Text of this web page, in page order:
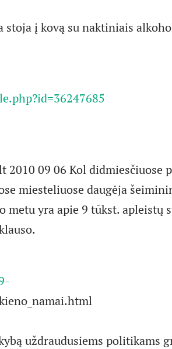
į kovą su naktiniais
2010 09 06 Kol didmiesčiuose
miesteliuose daugėja
metu yra apie 9 tūkst. apleistų
uždraudusiems politikams